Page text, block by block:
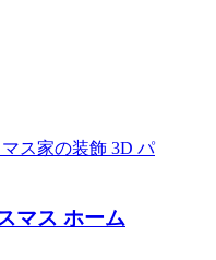
マス ホーム